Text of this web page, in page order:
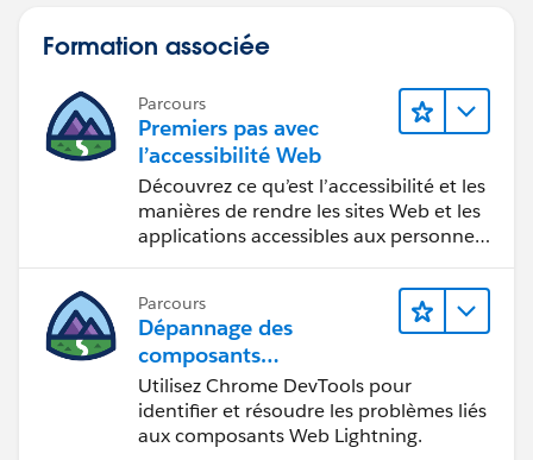
Formation associée
Parcours
Premiers pas avec
l’accessibilité Web
Découvrez ce qu’est l’accessibilité et les
manières de rendre les sites Web et les
applications accessibles aux personnes
Parcours
Dépannage des
composants
Web Lightning
Utilisez Chrome DevTools pour
identifier et résoudre les problèmes liés
aux composants Web Lightning.